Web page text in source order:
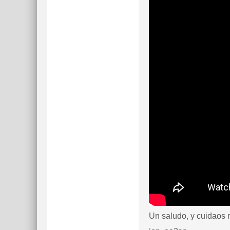
Un saludo, y cuidaos